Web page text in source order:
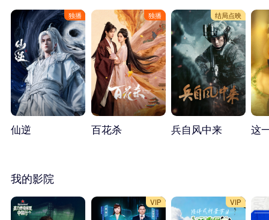
独播
仙逆
独播
百花杀
结局点映
兵自风中来 这
我的影院
VIP VIP